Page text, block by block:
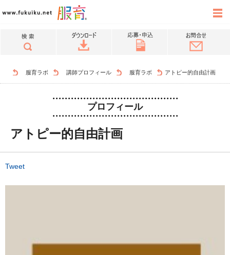
服育ラボ 講師プロフィール 服育ラボ アトピー的自由計画
プロフィール
アトピー的自由計画
Tweet